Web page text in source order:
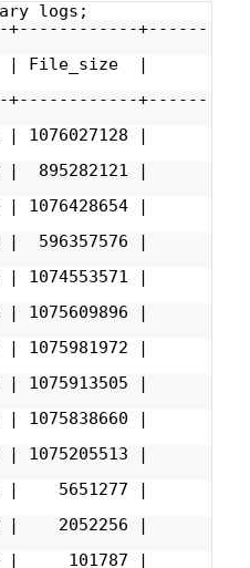
logs;
+------
File_size |
+------
1076027128 |
| 895282121 |
1076428654 |
| 596357576 |
1074553571 |
1075609896 |
1075981972 |
1075913505 |
1075838660 |
1075205513 |
| 5651277 |
| 2052256 |
| 101787 |